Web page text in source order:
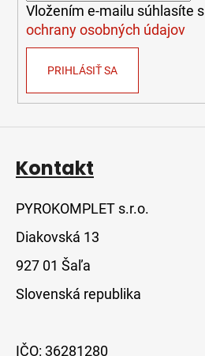
k
y
i
u
Vložením e-mailu súhlasíte s
ochrany osobných údajov
PRIHLÁSIŤ SA
Kontakt
PYROKOMPLET s.r.o.
Diakovská 13
927 01 Šaľa
Slovenská republika
IČO: 36281280